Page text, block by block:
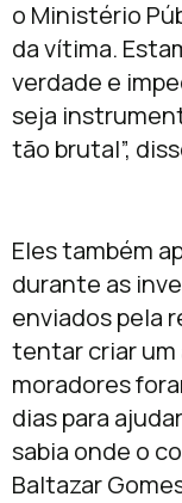
o Ministério
da vítima.
verdade e
seja
tão brutal”,
Eles também
durante as
enviados pela
tentar criar um
moradores
dias para
sabia onde o
Baltazar